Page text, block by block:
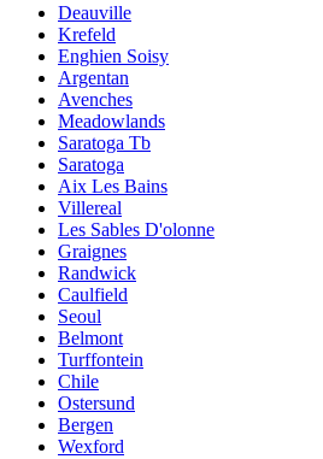
Deauville
Krefeld
Enghien Soisy
Argentan
Avenches
Meadowlands
Saratoga Tb
Saratoga
Aix Les Bains
Villereal
Les Sables D'olonne
Graignes
Randwick
Caulfield
Seoul
Belmont
Turffontein
Chile
Ostersund
Bergen
Wexford